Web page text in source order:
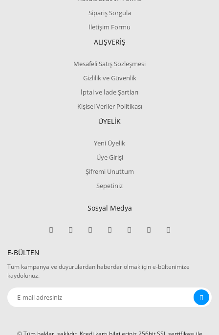
Sipariş Sorgula
İletişim Formu
ALIŞVERİŞ
Mesafeli Satış Sözleşmesi
Gizlilik ve Güvenlik
İptal ve İade Şartları
Kişisel Veriler Politikası
ÜYELİK
Yeni Üyelik
Üye Girişi
Şifremi Unuttum
Sepetiniz
Sosyal Medya
E-BÜLTEN
Tüm kampanya ve duyurulardan haberdar olmak için e-bültenimize
kaydolunuz.